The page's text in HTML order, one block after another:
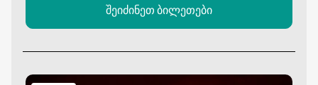
შეიძინეთ ბილეთები